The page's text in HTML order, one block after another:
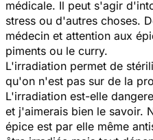
médicale. Il peut s'agir
stress ou d'autres choses.
médecin et attention aux
piments ou le curry.
L'irradiation permet de
qu'on n'est pas sur de la
L'irradiation est-elle
et j'aimerais bien le savoir.
épice est par elle même